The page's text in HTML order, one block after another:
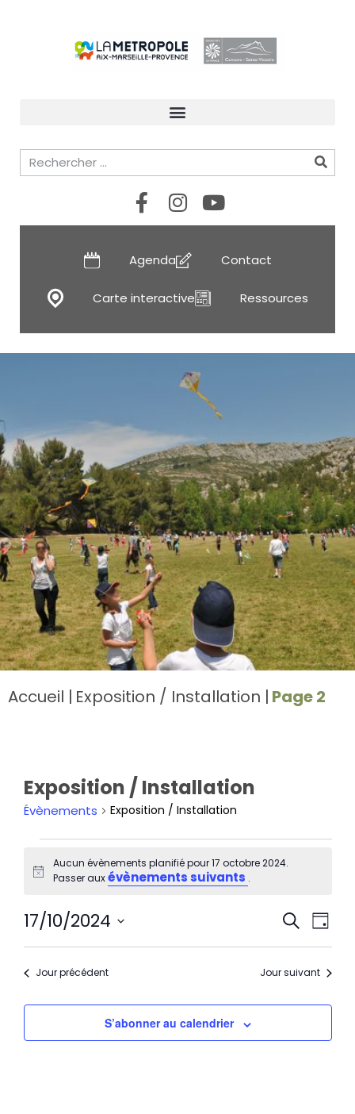
Agenda Contact
Carte interactive Ressources
Accueil Exposition / Installation Page 2
Exposition / Installation
Évènements Exposition / Installation
Notice
Aucun évènements planifié pour 17 octobre 2024.
Passer auxévènements suivants .
et
de
vues
Recherche
de
Jour
17/10/2024
date.
Jour précédent Jour suivant
S’abonner au calendrier